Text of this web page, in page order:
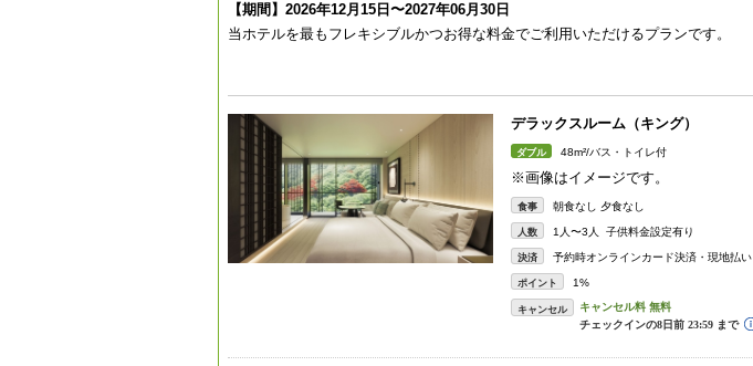
【期間】2026年12月15日〜2027年06月30日
当ホテルを最もフレキシブルかつお得な料金でご利用いただけるプランです。
デラックスルーム（キング）
ダブル 48m²/バス・トイレ付
※画像はイメージです。
食事 朝食なし 夕食なし
人数 1人〜3人 子供料金設定有り
決済 予約時オンラインカード決済・現地払い
ポイント 1%
キャンセル